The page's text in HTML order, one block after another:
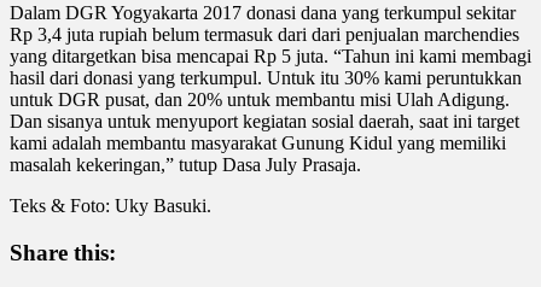
Dalam DGR Yogyakarta 2017 donasi dana yang terkumpul sekitar
Rp 3,4 juta rupiah belum termasuk dari dari penjualan marchendies
yang ditargetkan bisa mencapai Rp 5 juta. “Tahun ini kami membagi
hasil dari donasi yang terkumpul. Untuk itu 30% kami peruntukkan
untuk DGR pusat, dan 20% untuk membantu misi Ulah Adigung.
Dan sisanya untuk menyuport kegiatan sosial daerah, saat ini target
kami adalah membantu masyarakat Gunung Kidul yang memiliki
masalah kekeringan,” tutup Dasa July Prasaja.
Teks & Foto: Uky Basuki.
Share this: